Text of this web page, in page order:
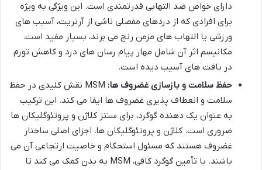
دارای خواص ضد التهابی قدرتمندی است. این ویژگی به ویژه
برای افرادی که از دردهای مفصلی ناشی از آرتریت، آسیب های
ورزشی یا التهاب های مزمن رنج می برند، بسیار مفید است.
مکانیسم اثر آن شامل مهار پیام رسان های درد و کاهش تورم
در بافت های آسیب دیده است.
حفظ سلامت و بازسازی غضروف ها:
MSM نقش کلیدی در حفظ
سلامت و انعطاف پذیری غضروف ها ایفا می کند. این ترکیب
به عنوان یک دهنده گوگرد، برای سنتز کلاژن و پروتئوگلیکان ها
ضروری است. کلاژن و پروتئوگلیکان ها، اجزای اصلی ساختار
غضروف هستند که مسئول استحکام و خاصیت ارتجاعی آن می
باشند. با تأمین گوگرد کافی، MSM به بدن کمک می کند تا